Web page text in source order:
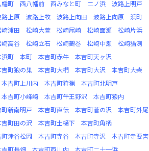
幡町 西八幡前 西みなと町 二ノ浜
波路上明戸
路上原 波路上牧 波路上向田 波路上向原
浜町
崎浦田 松崎大萱 松崎尾崎 松崎面瀬
松崎片浜
崎高谷 松崎立石 松崎鶴巻 松崎中瀬
松崎猫渕
浜町 本町 本吉町赤牛
本吉町天ヶ沢
吉町狼の巣 本吉町大椚 本吉町大沢
本吉町大柴
本吉町上川内 本吉町狩猟
本吉町北明戸
本吉町小峰崎 本吉町午王野沢
本吉町猿内
町新南明戸 本吉町直伝 本吉町菅の沢
本吉町外尾
吉町田の沢 本吉町土樋下
本吉町角柄
町津谷松岡 本吉町寺谷 本吉町寺沢
本吉町寺要害
吉町長畑 本吉町西川内
本吉町二十一浜